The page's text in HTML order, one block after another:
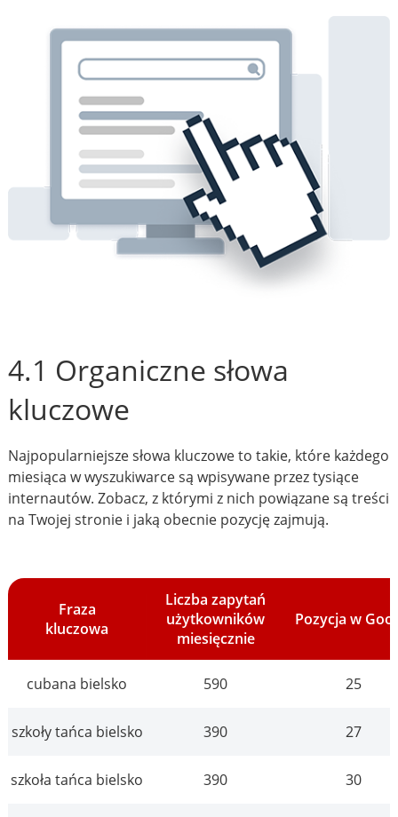
4.1 Organiczne słowa
kluczowe
Najpopularniejsze słowa kluczowe to takie, które każdego
miesiąca w wyszukiwarce są wpisywane przez tysiące
internautów. Zobacz, z którymi z nich powiązane są treści
na Twojej stronie i jaką obecnie pozycję zajmują.
Fraza
kluczowa
Liczba zapytań
użytkowników
miesięcznie
Pozycja w
cubana bielsko 590 25
szkoły tańca bielsko 390 27
szkoła tańca bielsko 390 30